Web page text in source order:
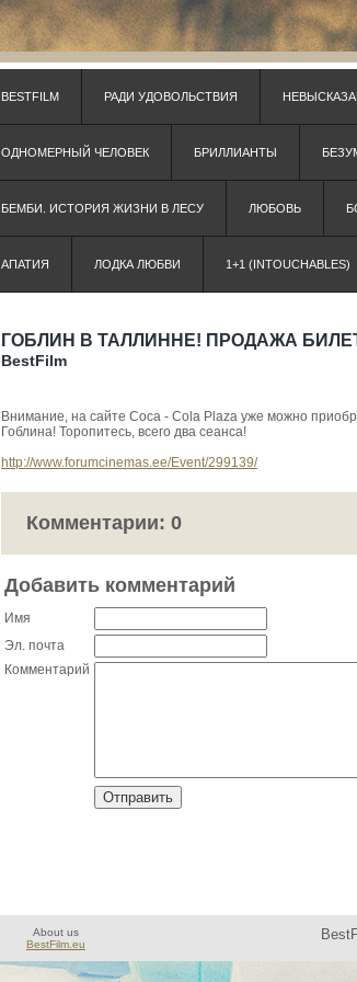
BESTFILM РАДИ УДОВОЛЬСТВИЯ
ОДНОМЕРНЫЙ ЧЕЛОВЕК БРИЛЛИАНТЫ
БЕМБИ. ИСТОРИЯ ЖИЗНИ В ЛЕСУ ЛЮБОВЬ
АПАТИЯ ЛОДКА ЛЮБВИ 1+1 (INTOUCHABLES)
ГОБЛИН В ТАЛЛИННЕ! ПРОДАЖА
BestFilm
Внимание, на сайте Coca - Cola Plaza уже можно
Гоблина! Торопитесь, всего два сеанса!
http://www.forumcinemas.ee/Event/299139/
Комментарии: 0
Добавить комментарий
Имя
Эл. почта
Комментарий
About us
BestFilm.eu